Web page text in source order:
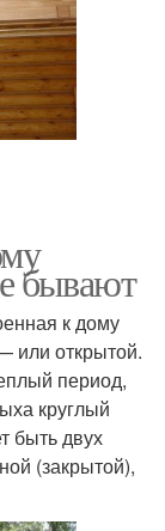
бывают
к дому
или открытой.
период,
круглый
быть двух
(закрытой),